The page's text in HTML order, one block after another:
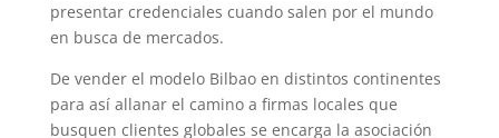
presentar credenciales cuando salen por el mundo
en busca de mercados.
De vender el modelo Bilbao en distintos continentes
para así allanar el camino a firmas locales que
busquen clientes globales se encarga la asociación